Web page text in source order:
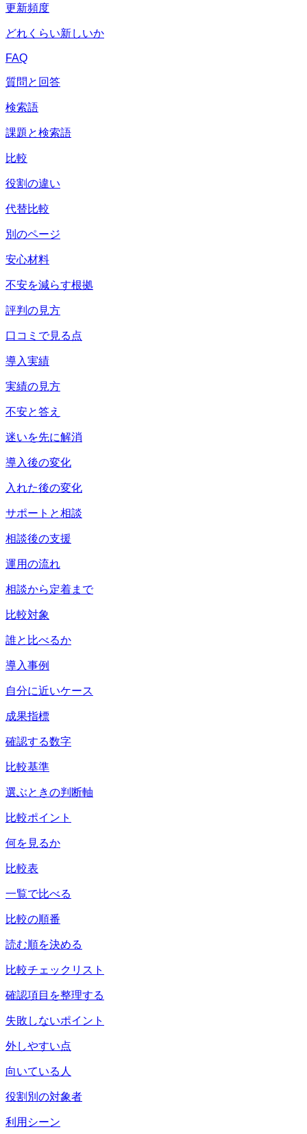
更新頻度
どれくらい新しいか
FAQ
質問と回答
検索語
課題と検索語
比較
役割の違い
代替比較
別のページ
安心材料
不安を減らす根拠
評判の見方
口コミで見る点
導入実績
実績の見方
不安と答え
迷いを先に解消
導入後の変化
入れた後の変化
サポートと相談
相談後の支援
運用の流れ
相談から定着まで
比較対象
誰と比べるか
導入事例
自分に近いケース
成果指標
確認する数字
比較基準
選ぶときの判断軸
比較ポイント
何を見るか
比較表
一覧で比べる
比較の順番
読む順を決める
比較チェックリスト
確認項目を整理する
失敗しないポイント
外しやすい点
向いている人
役割別の対象者
利用シーン